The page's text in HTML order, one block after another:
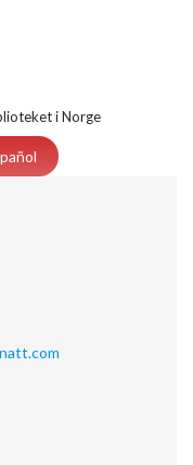
i Norge